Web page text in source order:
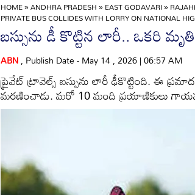
HOME»ANDHRA PRADESH»EAST GODAVARI»
PRIVATE BUS COLLIDES WITH LORRY ON NATIONAL
బస్సును డీ కొట్టిన లారీ.. ఒకరి
ABN, Publish Date - May 14 , 2026 | 06:57 AM
ప్రైవేట్ ట్రావెల్స్ బస్సును లారీ ఢీకొట్టింది. ఈ
మరణించాడు. మరో 10 మంది ప్రయాణికులు